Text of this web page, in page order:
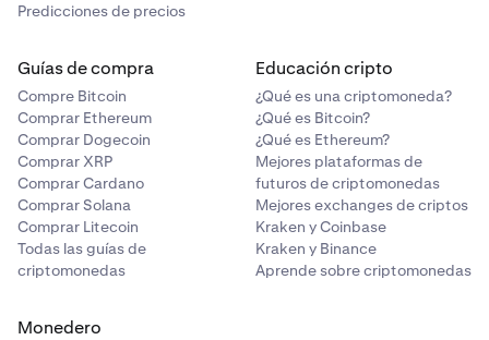
Predicciones de precios
Guías de compra
Compre Bitcoin
Comprar Ethereum
Comprar Dogecoin
Comprar XRP
Comprar Cardano
Comprar Solana
Comprar Litecoin
Todas las guías de
criptomonedas
Educación cripto
¿Qué es una criptomoneda?
¿Qué es Bitcoin?
¿Qué es Ethereum?
Mejores plataformas de
futuros de criptomonedas
Mejores exchanges de criptos
Kraken y Coinbase
Kraken y Binance
Aprende sobre criptomonedas
Monedero